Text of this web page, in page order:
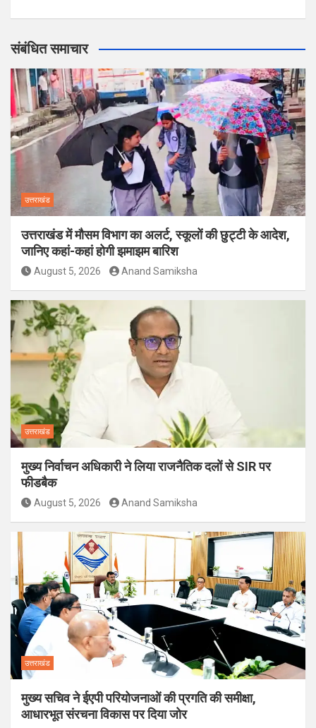
संबंधित समाचार
उत्तराखंड
उत्तराखंड में मौसम विभाग का अलर्ट, स्कूलों की छुट्टी के आदेश,
जानिए कहां-कहां होगी झमाझम बारिश
August 5, 2026 Anand Samiksha
उत्तराखंड
मुख्य निर्वाचन अधिकारी ने लिया राजनैतिक दलों से SIR पर
फीडबैक
August 5, 2026 Anand Samiksha
उत्तराखंड
मुख्य सचिव ने ईएपी परियोजनाओं की प्रगति की समीक्षा,
आधारभूत संरचना विकास पर दिया जोर